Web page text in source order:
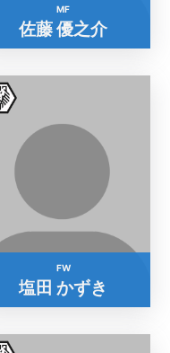
MF
佐藤 優之介
FW
塩田 かずき